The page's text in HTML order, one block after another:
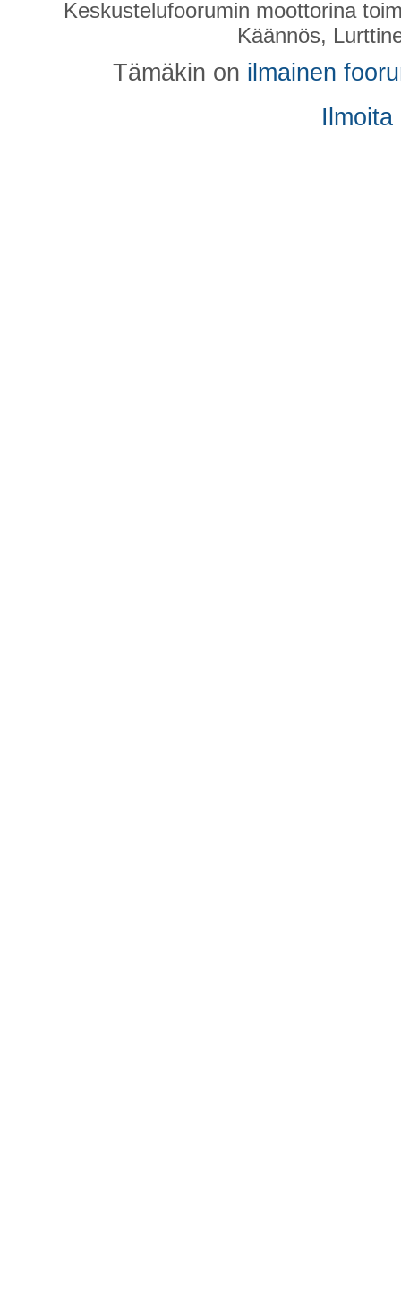
Keskustelufoorumin moottorina
Käännös,
Tämäkin on ilmainen